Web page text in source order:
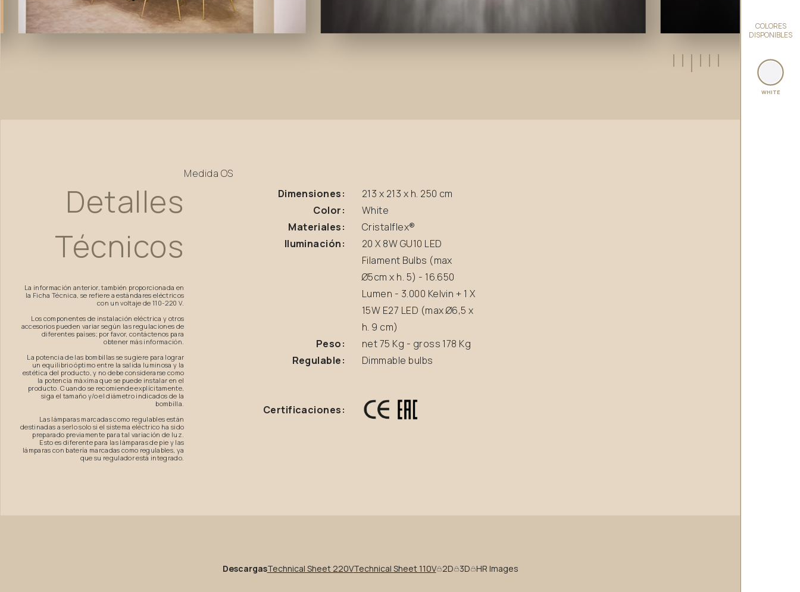
COLORES
DISPONIBLES
WHITE
Medida OS
Detalles
Técnicos
La información anterior, también proporcionada en
la Ficha Técnica, se refiere a estándares eléctricos
con un voltaje de 110-220 V.
Los componentes de instalación eléctrica y otros
accesorios pueden variar según las regulaciones de
diferentes países; por favor, contáctenos para
obtener más información.
La potencia de las bombillas se sugiere para lograr
un equilibrio óptimo entre la salida luminosa y la
estética del producto, y no debe considerarse como
la potencia máxima que se puede instalar en el
producto. Cuando se recomiende explícitamente,
siga el tamaño y/o el diámetro indicados de la
bombilla.
Las lámparas marcadas como regulables están
destinadas a serlo solo si el sistema eléctrico ha sido
preparado previamente para tal variación de luz.
Esto es diferente para las lámparas de pie y las
lámparas con batería marcadas como regulables, ya
que su regulador está integrado.
Dimensiones:
213 x 213 x h. 250 cm
Color:
White
Materiales:
Cristalflex®
Iluminación:
20 X 8W GU10 LED
Filament Bulbs (max
Ø5cm x h. 5) - 16.650
Lumen - 3.000 Kelvin + 1 X
15W E27 LED (max Ø6,5 x
h. 9 cm)
Peso:
net 75 Kg - gross 178 Kg
Regulable:
Dimmable bulbs
Certificaciones:
DescargasTechnical Sheet 220VTechnical Sheet 110V 2D 3D HR Images